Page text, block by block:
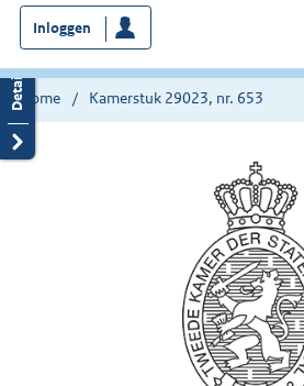
bent
nu
hier:
Inloggen
Home Kamerstuk 29023, nr. 653